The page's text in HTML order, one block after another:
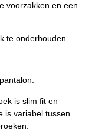
voorzakken en een
te onderhouden.
is slim fit en
is variabel tussen